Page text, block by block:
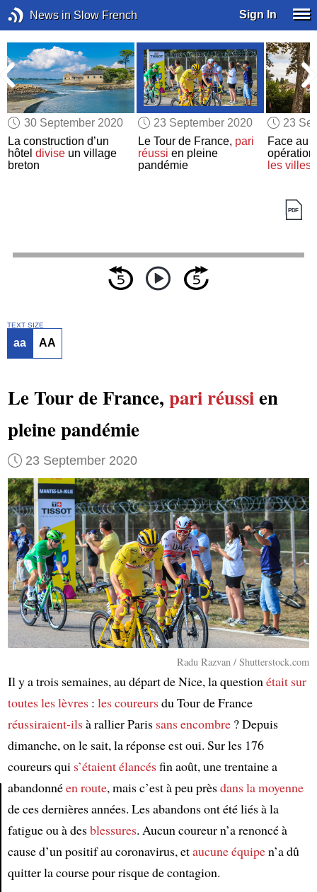
News in Slow French Sign In
30 September 2020
La construction d’un
hôteldivise un village
breton
23 September 2020
Le Tour de France, pari
réussi en pleine
pandémie
23
Face au
les villes
Article
TEXT SIZE
aa AA
Le Tour de France, pari réussien
pleine pandémie
23 September 2020
Radu Razvan / Shutterstock.com
Il y a trois semaines, au départ de Nice, la questionétait sur
toutes les lèvres: les coureursdu Tour de France
réussiraient-ilsà rallier Paris sans encombre? Depuis
dimanche, on le sait, la réponse est oui. Sur les 176
coureurs qui s’étaient élancésfin août, une trentaine a
abandonnéen route, mais c’est à peu prèsdans la moyenne
de ces dernières années. Les abandons ont été liés à la
fatigue ou à desblessures. Aucun coureur n’a renoncé à
cause d’un positif au coronavirus, etaucune équipen’a dû
quitter la course pour risque de contagion.